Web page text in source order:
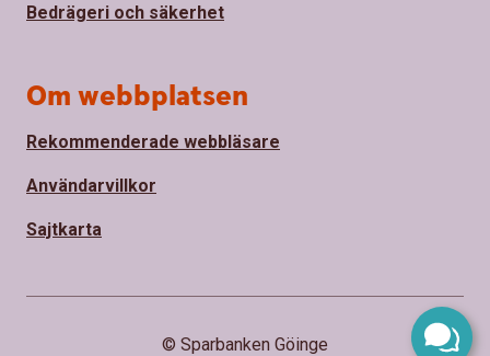
Bedrägeri och säkerhet
Om webbplatsen
Rekommenderade webbläsare
Användarvillkor
Sajtkarta
© Sparbanken Göinge